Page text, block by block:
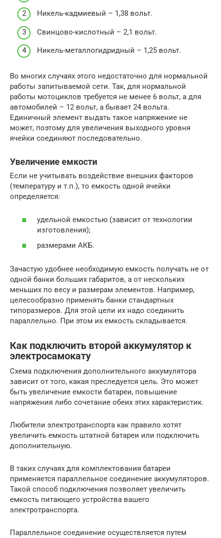
Никель-кадмиевый – 1,38 вольт.
Свинцово-кислотный – 2,1 вольт.
Никель-металлогидридный – 1,25 вольт.
Во многих случаях этого недостаточно для нормальной
работы запитываемой сети. Так, для нормальной
работы мотоциклов требуется не менее 6 вольт, а для
автомобилей – 12 вольт, а бывает 24 вольта.
Единичный элемент выдать такое напряжение не
может, поэтому для увеличения выходного уровня
ячейки соединяют последовательно.
Увеличение емкости
Если не учитывать воздействие внешних факторов
(температуру и т.п.), то емкость одной ячейки
определяется:
удельной емкостью (зависит от технологии
изготовления);
размерами АКБ.
Зачастую удобнее необходимую емкость получать не от
одной банки больших габаритов, а от нескольких
меньших по весу и размерам элементов. Например,
целесообразно применять банки стандартных
типоразмеров. Для этой цели их надо соединить
параллельно. При этом их емкость складывается.
Как подключить второй аккумулятор к
электросамокату
Схема подключения дополнительного аккумулятора
зависит от того, какая преследуется цель. Это может
быть увеличение емкости батареи, повышение
напряжения либо сочетание обеих этих характеристик.
Любители электротранспорта как правило хотят
увеличить емкость штатной батареи или подключить
дополнительную.
В таких случаях для комплектования батареи
применяется параллельное соединение аккумуляторов.
Такой способ подключения позволяет увеличить
емкость питающего устройства вашего
электротранспорта.
Параллельное соединение осуществляется путем